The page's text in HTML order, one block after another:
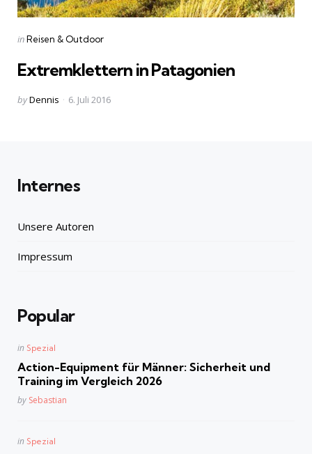
Categories
Posted
inReisen & Outdoor
Extremklettern in Patagonien
Posted
byDennis 6. Juli 2016
Internes
Unsere Autoren
Impressum
Popular
Posted
in
in Spezial
Action-Equipment für Männer: Sicherheit und
Training im Vergleich 2026
Posted
by Sebastian
Posted
in Spezial